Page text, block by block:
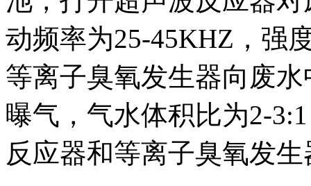
动频率为25-45KHZ，强
等离子臭氧发生器向废
曝气，气水体积比为2-
反应器和等离子臭氧发